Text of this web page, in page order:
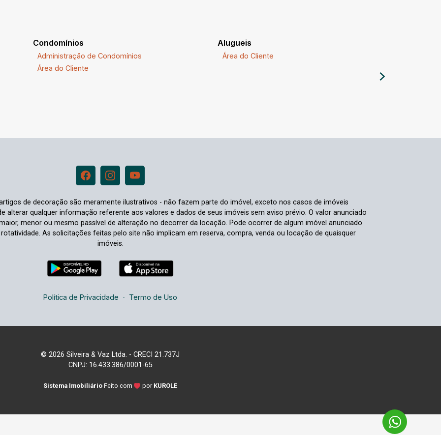
Condomínios
Administração de Condomínios
Área do Cliente
Alugueis
Área do Cliente
de decoração são meramente ilustrativos - não fazem parte do imóvel, exceto nos casos de imóveis
alterar qualquer informação referente aos valores e dados de seus imóveis sem aviso prévio. O valor anunciado
menor ou mesmo passível de alteração no decorrer da locação. Pode ocorrer de algum imóvel anunciado
As solicitações feitas pelo site não implicam em reserva, compra, venda ou locação de quaisquer
imóveis.
Política de Privacidade - Termo de Uso
© 2026 Silveira & Vaz Ltda. - CRECI 21.737J
CNPJ: 16.433.386/0001-65
Sistema Imobiliário Feito com por KUROLE